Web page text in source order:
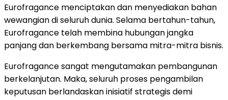
Eurofragance menciptakan dan menyediakan bahan
wewangian di seluruh dunia. Selama bertahun-tahun,
Eurofragance telah membina hubungan jangka
panjang dan berkembang bersama mitra-mitra bisnis.
Eurofragance sangat mengutamakan pembangunan
berkelanjutan. Maka, seluruh proses pengambilan
keputusan berlandaskan inisiatif strategis demi